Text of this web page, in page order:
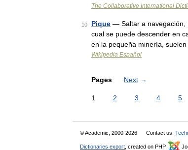
The Collaborative International
10 Pique — Saltar a navegación,
cual se puede descender en
en la pequeña minería,
Wikipedia Español
Pages Next →
1 2 3 4 5
© Academic, 2000-2026 Contact us:
Dictionaries export , created on PHP,